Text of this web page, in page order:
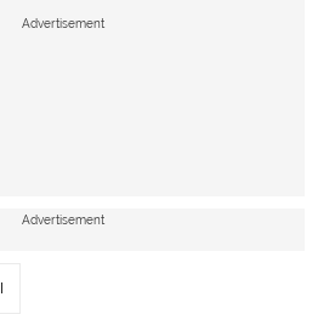
Advertisement
Advertisement